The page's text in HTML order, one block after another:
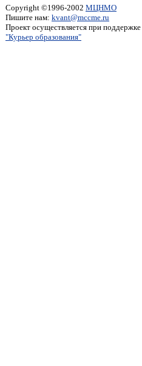
Copyright ©1996-2002 МЦНМО
Пишите нам: kvant@mccme.ru
Проект осуществляется при поддержке
"Курьер образования"